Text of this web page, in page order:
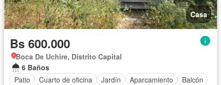
Casa
Bs 600.000
Boca De Uchire, Distrito Capital
6 Baños
Patio
Cuarto de oficina Jardín Aparcamiento
Balcón